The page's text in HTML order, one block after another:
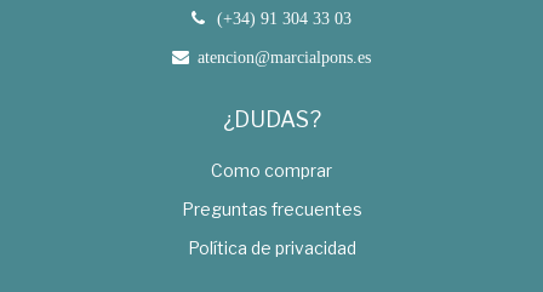
(+34) 91 304 33 03
atencion@marcialpons.es
¿DUDAS?
Como comprar
Preguntas frecuentes
Política de privacidad